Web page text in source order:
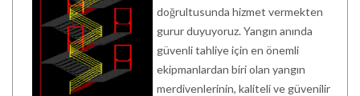
doğrultusunda hizmet vermekten
gurur duyuyoruz. Yangın anında
güvenli tahliye için en önemli
ekipmanlardan biri olan yangın
merdivenlerinin, kaliteli ve güvenilir